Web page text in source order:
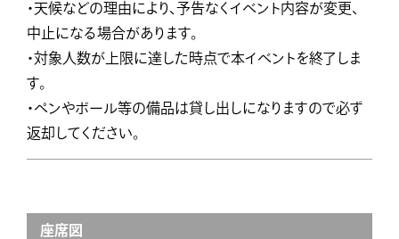
・天候などの理由により、予告なくイベント内容が変更、
中止になる場合があります。
・対象人数が上限に達した時点で本イベントを終了しま
す。
・ペンやボール等の備品は貸し出しになりますので必ず
返却してください。
座席図